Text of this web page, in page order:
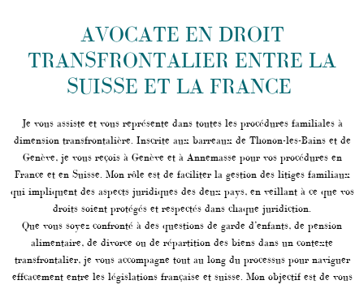
AVOCATE EN DROIT
TRANSFRONTALIER ENTRE LA
SUISSE ET LA FRANCE
Je vous assiste et vous représente dans toutes les procédures familiales à
dimension transfrontalière. Inscrite aux barreaux de Thonon-les-Bains et de
Genève, je vous reçois à Genève et à Annemasse pour vos procédures en
France et en Suisse. Mon rôle est de faciliter la gestion des litiges familiaux
qui impliquent des aspects juridiques des deux pays, en veillant à ce que vos
droits soient protégés et respectés dans chaque juridiction.
Que vous soyez confronté à des questions de garde d’enfants, de pension
alimentaire, de divorce ou de répartition des biens dans un contexte
transfrontalier, je vous accompagne tout au long du processus pour naviguer
effcacement entre les législations française et suisse. Mon objectif est de vous